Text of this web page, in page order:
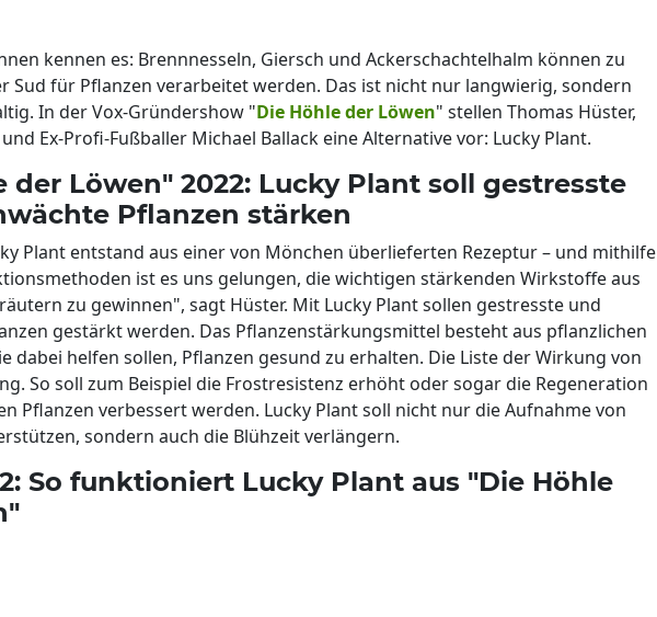
kennen es: Brennnesseln, Giersch und Ackerschachtelhalm können zu
Sud für Pflanzen verarbeitet werden. Das ist nicht nur langwierig, sondern
In der Vox-Gründershow "Die Höhle der Löwen" stellen Thomas Hüster,
Ex-Profi-Fußballer Michael Ballack eine Alternative vor: Lucky Plant.
der Löwen" 2022: Lucky Plant soll gestresste
Pflanzen stärken
Plant entstand aus einer von Mönchen überlieferten Rezeptur – und mithilfe
ist es uns gelungen, die wichtigen stärkenden Wirkstoffe aus
zu gewinnen", sagt Hüster. Mit Lucky Plant sollen gestresste und
gestärkt werden. Das Pflanzenstärkungsmittel besteht aus pflanzlichen
dabei helfen sollen, Pflanzen gesund zu erhalten. Die Liste der Wirkung von
So soll zum Beispiel die Frostresistenz erhöht oder sogar die Regeneration
Pflanzen verbessert werden. Lucky Plant soll nicht nur die Aufnahme von
sondern auch die Blühzeit verlängern.
So funktioniert Lucky Plant aus "Die Höhle